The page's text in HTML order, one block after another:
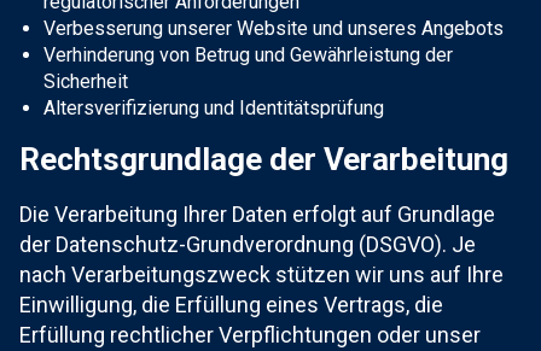
Verbesserung unserer Website und unseres Angebots
Verhinderung von Betrug und Gewährleistung der
Sicherheit
Altersverifizierung und Identitätsprüfung
Rechtsgrundlage der Verarbeitung
Die Verarbeitung Ihrer Daten erfolgt auf Grundlage
der Datenschutz-Grundverordnung (DSGVO). Je
nach Verarbeitungszweck stützen wir uns auf Ihre
Einwilligung, die Erfüllung eines Vertrags, die
Erfüllung rechtlicher Verpflichtungen oder unser